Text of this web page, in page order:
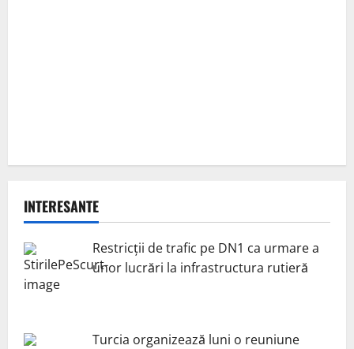
INTERESANTE
Restricții de trafic pe DN1 ca urmare a
unor lucrări la infrastructura rutieră
Turcia organizează luni o reuniune